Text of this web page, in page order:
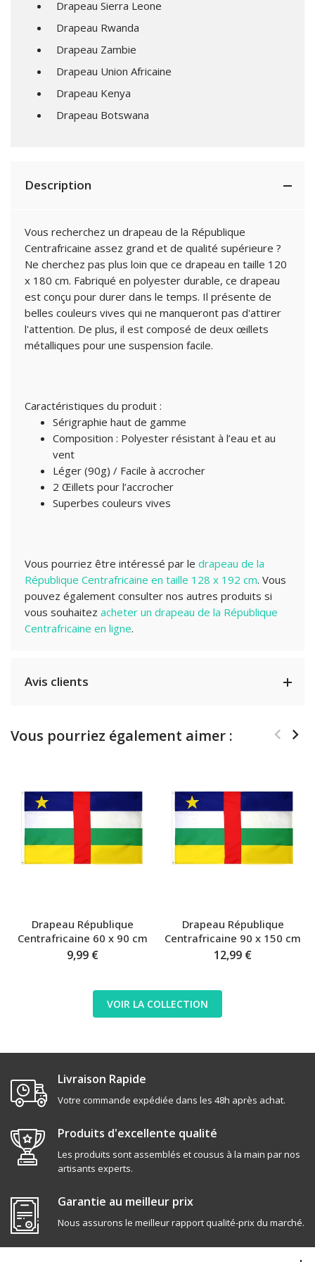
Drapeau Sierra Leone
Drapeau Rwanda
Drapeau Zambie
Drapeau Union Africaine
Drapeau Kenya
Drapeau Botswana
Description
Vous recherchez un drapeau de la République
Centrafricaine assez grand et de qualité supérieure ?
Ne cherchez pas plus loin que ce drapeau en taille 120
x 180 cm. Fabriqué en polyester durable, ce drapeau
est conçu pour durer dans le temps. Il présente de
belles couleurs vives qui ne manqueront pas d'attirer
l'attention. De plus, il est composé de deux œillets
métalliques pour une suspension facile.
Caractéristiques du produit :
Sérigraphie haut de gamme
Composition : Polyester résistant à l’eau et au
vent
Léger (90g) / Facile à accrocher
2 Œillets pour l’accrocher
Superbes couleurs vives
Vous pourriez être intéressé par le drapeau de la
République Centrafricaine en taille 128 x 192 cm. Vous
pouvez également consulter nos autres produits si
vous souhaitez acheter un drapeau de la République
Centrafricaine en ligne.
Avis clients
Vous pourriez également aimer :
Drapeau République
Centrafricaine 60 x 90 cm
9,99 €
Drapeau République
Centrafricaine 90 x 150 cm
12,99 €
VOIR LA COLLECTION
Livraison Rapide
Votre commande expédiée dans les 48h après achat.
Produits d'excellente qualité
Les produits sont assemblés et cousus à la main par nos
artisants experts.
Garantie au meilleur prix
Nous assurons le meilleur rapport qualité-prix du marché.